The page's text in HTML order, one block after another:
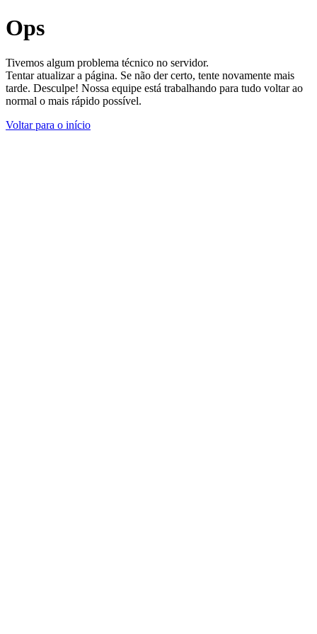
Ops
Tivemos algum problema técnico no servidor.
Tentar atualizar a página. Se não der certo, tente novamente mais
tarde. Desculpe! Nossa equipe está trabalhando para tudo voltar ao
normal o mais rápido possível.
Voltar para o início